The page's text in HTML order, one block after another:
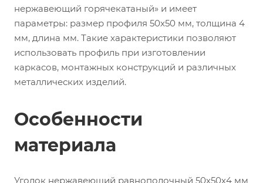
нержавеющий горячекатаный» и имеет
параметры: размер профиля 50х50 мм, толщина 4
мм, длина мм. Такие характеристики позволяют
использовать профиль при изготовлении
каркасов, монтажных конструкций и различных
металлических изделий.
Особенности
материала
Уголок нержавеющий равнополочный 50х50х4 мм